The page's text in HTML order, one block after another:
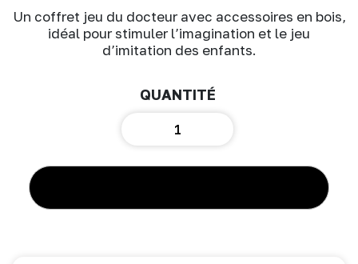
Un coffret jeu du docteur avec accessoires en bois,
idéal pour stimuler l’imagination et le jeu
d’imitation des enfants.
-